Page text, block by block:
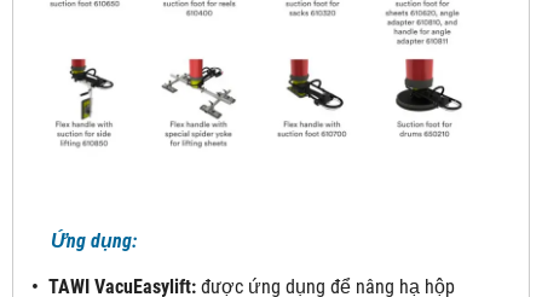
Ứng dụng:
• TAWI VacuEasylift: được ứng dụng để nâng hạ hộp